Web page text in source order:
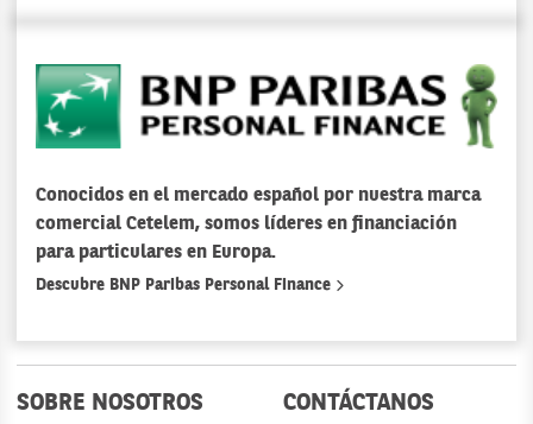
Conocidos en el mercado español por nuestra marca
comercial Cetelem, somos líderes en financiación
para particulares en Europa.
Descubre BNP Paribas Personal Finance
SOBRE NOSOTROS CONTÁCTANOS